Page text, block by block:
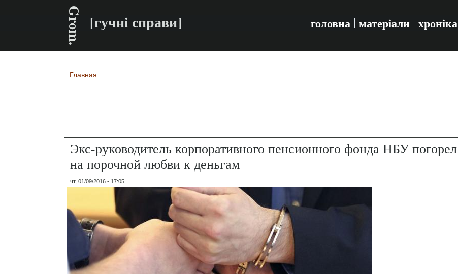
Grom. [гучні справи] головна матеріали хроніка
Вы здесь
Главная
Экс-руководитель корпоративного пенсионного фонда НБУ погорел
на порочной любви к деньгам
чт, 01/09/2016 - 17:05